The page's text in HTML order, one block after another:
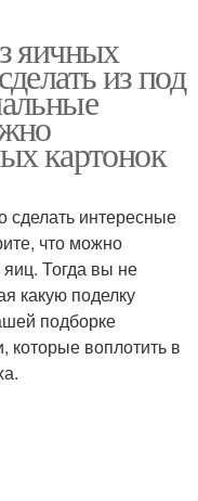
яичных
из под
картонок
интересные
что можно
яиц. Тогда вы не
какую поделку
подборке
которые воплотить в